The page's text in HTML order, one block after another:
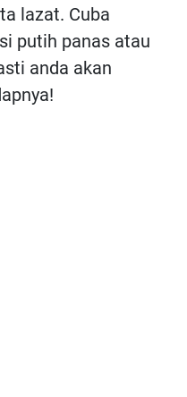
lazat. Cuba
putih panas atau
anda akan